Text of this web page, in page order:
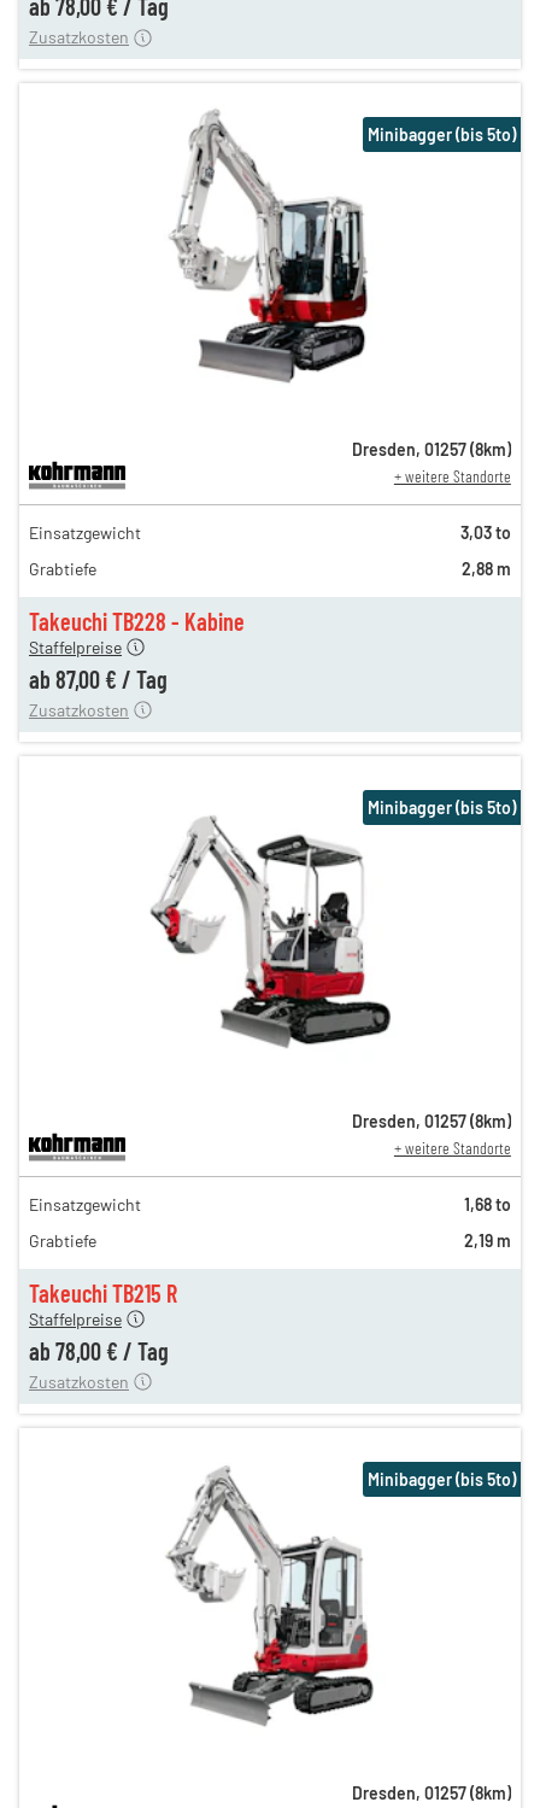
ab 78,00 € / Tag
Zusatzkosten
Takeuchi TB228 - Kabine
151,00 €
126,00 €
105,00 €
Staffelpreise
ab 87,00 € / Tag
12,00 €
Zusatzkosten
Minibagger (bis 5to)
Dresden, 01257(8km)
+ weitere Standorte
Einsatzgewicht
3,03 to
Grabtiefe
2,88 m
Takeuchi TB215 R
134,00 €
111,00 €
92,00 €
Staffelpreise
ab 78,00 € / Tag
12,00 €
Zusatzkosten
Minibagger (bis 5to)
Dresden, 01257(8km)
+ weitere Standorte
Einsatzgewicht
1,68 to
Grabtiefe
2,19 m
Minibagger (bis 5to)
Dresden, 01257(8km)